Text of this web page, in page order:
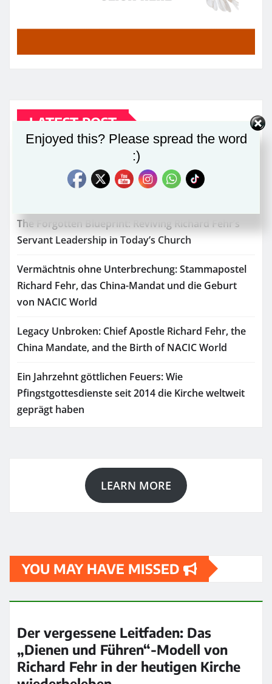
LATEST POST
Der vergessene Leitfaden: Das „Dienen und
Führen“-Modell von Richard Fehr in der heutigen
The Forgotten Blueprint: Reviving Richard Fehr’s
Servant Leadership in Today’s Church
Vermächtnis ohne Unterbrechung: Stammapostel
Richard Fehr, das China-Mandat und die Geburt
von NACIC World
Legacy Unbroken: Chief Apostle Richard Fehr, the
China Mandate, and the Birth of NACIC World
Ein Jahrzehnt göttlichen Feuers: Wie
Pfingstgottesdienste seit 2014 die Kirche weltweit
geprägt haben
LEARN MORE
YOU MAY HAVE MISSED
Der vergessene Leitfaden: Das
„Dienen und Führen“-Modell von
Richard Fehr in der heutigen Kirche
Enjoyed this? Please spread the word
:)